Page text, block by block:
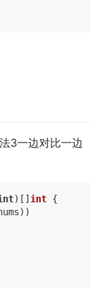
3一边对比一边
) [] int {